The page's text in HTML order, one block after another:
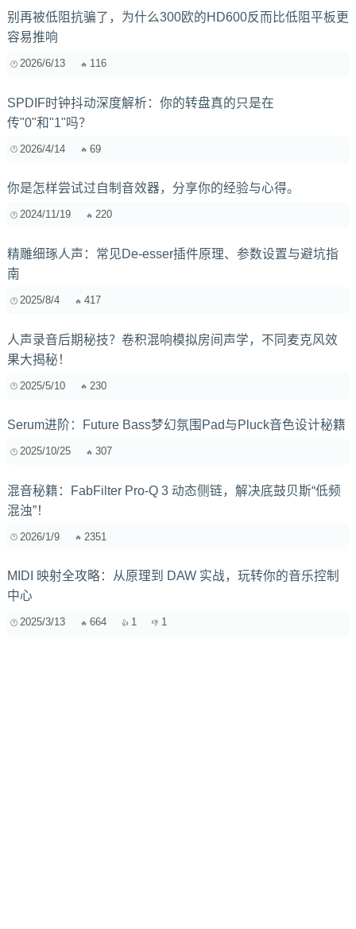
别再被低阻抗骗了，为什么300欧的HD600反而比低阻平板更
容易推响
2026/6/13 116
SPDIF时钟抖动深度解析：你的转盘真的只是在
传"0"和"1"吗？
2026/4/14 69
你是怎样尝试过自制音效器，分享你的经验与心得。
2024/11/19 220
精雕细琢人声：常见De-esser插件原理、参数设置与避坑指
南
2025/8/4 417
人声录音后期秘技？卷积混响模拟房间声学，不同麦克风效
果大揭秘！
2025/5/10 230
Serum进阶：Future Bass梦幻氛围Pad与Pluck音色设计秘籍
2025/10/25 307
混音秘籍：FabFilter Pro-Q 3 动态侧链，解决底鼓贝斯“低频
混浊”！
2026/1/9 2351
MIDI 映射全攻略：从原理到 DAW 实战，玩转你的音乐控制
中心
2025/3/13 664 1 1